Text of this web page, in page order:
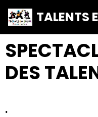
TALENTS
DES
.